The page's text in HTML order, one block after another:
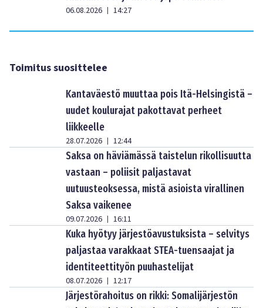
06.08.2026 | 14:27
Toimitus suosittelee
Kantaväestö muuttaa pois Itä-Helsingistä –
uudet koulurajat pakottavat perheet
liikkeelle
28.07.2026 | 12:44
Saksa on häviämässä taistelun rikollisuutta
vastaan – poliisit paljastavat
uutuusteoksessa, mistä asioista virallinen
Saksa vaikenee
09.07.2026 | 16:11
Kuka hyötyy järjestöavustuksista – selvitys
paljastaa varakkaat STEA-tuensaajat ja
identiteettityön puuhastelijat
08.07.2026 | 12:17
Järjestörahoitus on rikki: Somalijärjestön